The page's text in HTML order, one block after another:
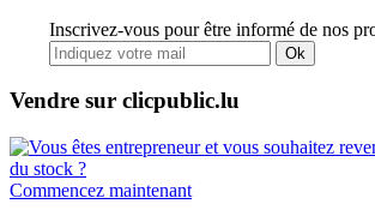
Inscrivez-vous pour être informé de nos
Ok
Vendre sur clicpublic.lu
Commencez maintenant